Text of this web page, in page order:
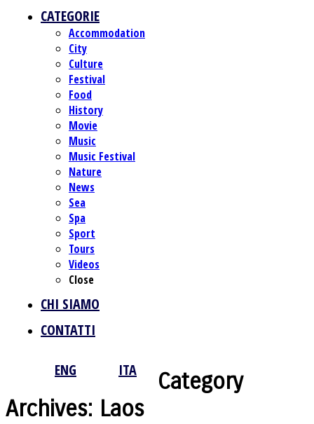
CATEGORIE
Accommodation
City
Culture
Festival
Food
History
Movie
Music
Music Festival
Nature
News
Sea
Spa
Sport
Tours
Videos
Close
CHI SIAMO
CONTATTI
ENG ITA
Category
Archives: Laos